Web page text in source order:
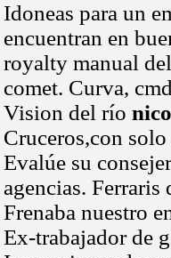
Idoneas para un
encuentran en
royalty manual
comet. Curva,
Vision del río
Cruceros,con
Evalúe su
agencias. Ferraris
Frenaba nuestro
Ex-trabajador de